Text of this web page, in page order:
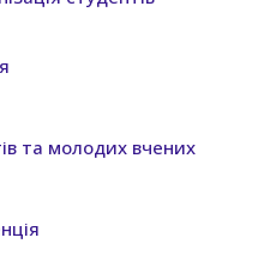
та молодих вчених